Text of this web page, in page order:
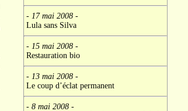
- 17 mai 2008-
Lula sans Silva
- 15 mai 2008-
Restauration bio
- 13 mai 2008-
Le coup d’éclat permanent
- 8 mai 2008-